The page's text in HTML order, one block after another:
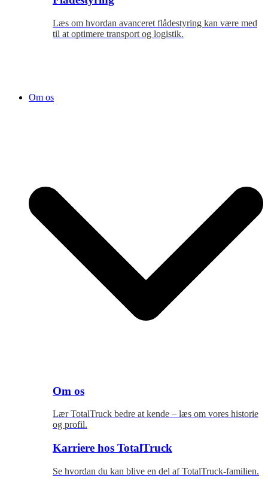
Læs om hvordan avanceret flådestyring kan være med
til at optimere transport og logistik.
Om os
Om os
Lær TotalTruck bedre at kende – læs om vores historie
og profil.
Karriere hos TotalTruck
Se hvordan du kan blive en del af TotalTruck-familien.